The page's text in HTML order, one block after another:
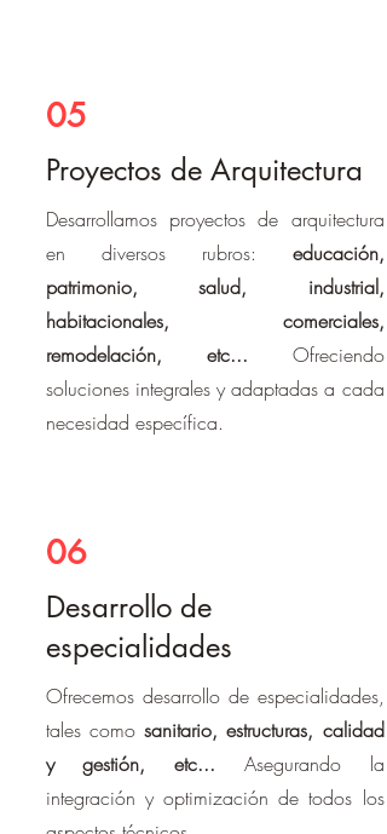
05
Proyectos de Arquitectura
Desarrollamos proyectos de arquitectura
en diversos rubros: educación,
patrimonio, salud, industrial,
habitacionales, comerciales,
remodelación, etc... Ofreciendo
soluciones integrales y adaptadas a cada
necesidad específica.
06
Desarrollo de
especialidades
Ofrecemos desarrollo de especialidades,
tales como sanitario, estructuras, calidad
y gestión, etc... Asegurando la
integración y optimización de todos los